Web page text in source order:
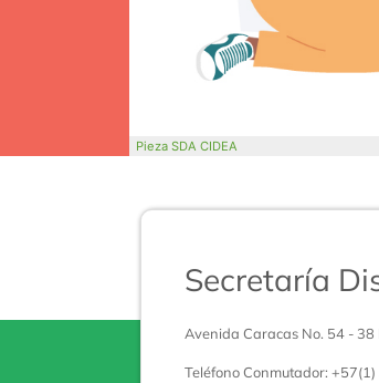
Pieza SDA CIDEA
Secretaría
Avenida Caracas No. 54 -
Teléfono Conmutador: